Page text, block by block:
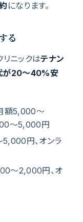
になります。
る
リニックはテナン
が20〜40%安
額5,000〜
〜5,000円
円、オンラ
〜2,000円、オ